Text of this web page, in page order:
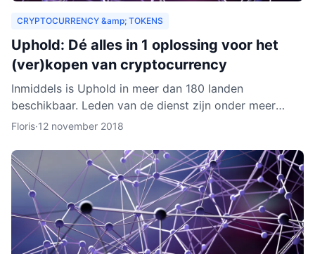
CRYPTOCURRENCY &amp; TOKENS
Uphold: Dé alles in 1 oplossing voor het
(ver)kopen van cryptocurrency
Inmiddels is Uphold in meer dan 180 landen
beschikbaar. Leden van de dienst zijn onder meer
bedrijven, ontwikkelaars, particulieren, ngo’s en non-
Floris·12 november 2018